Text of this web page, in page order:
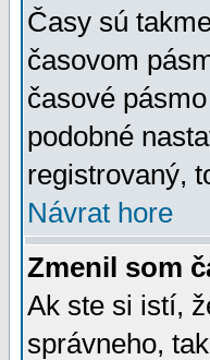
Časy sú
časovom
časové
podobné
registrovaný,
Návrat hore
Zmenil som
Ak ste si istí,
správneho,